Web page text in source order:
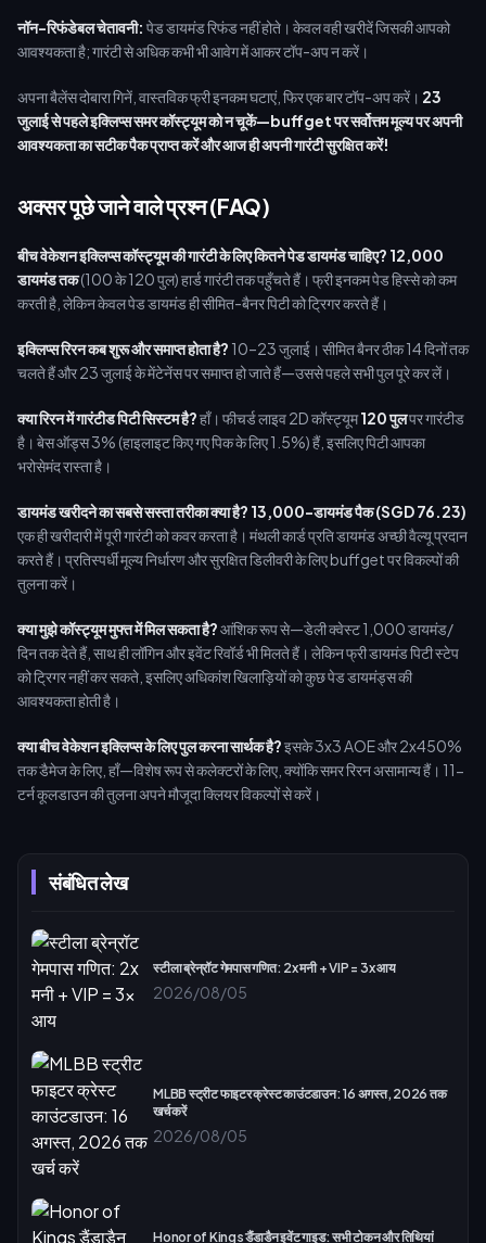
संबंधित लेख
स्टीला ब्रेन्रॉट गेमपास गणित: 2x मनी + VIP = 3x आय
2026/08/05
MLBB स्ट्रीट फाइटर क्रेस्ट काउंटडाउन: 16 अगस्त, 2026 तक
खर्च करें
2026/08/05
Honor of Kings डैंडाडैन इवेंट गाइड: सभी टोकन और तिथियां
नॉन-रिफंडेबल चेतावनी: पेड डायमंड रिफंड नहीं होते। केवल वही खरीदें जिसकी आपको
आवश्यकता है; गारंटी से अधिक कभी भी आवेग में आकर टॉप-अप न करें।
अपना बैलेंस दोबारा गिनें, वास्तविक फ्री इनकम घटाएं, फिर एक बार टॉप-अप करें। 23
जुलाई से पहले इक्लिप्स समर कॉस्ट्यूम को न चूकें—buffget पर सर्वोत्तम मूल्य पर अपनी
आवश्यकता का सटीक पैक प्राप्त करें और आज ही अपनी गारंटी सुरक्षित करें!
अक्सर पूछे जाने वाले प्रश्न (FAQ)
बीच वेकेशन इक्लिप्स कॉस्ट्यूम की गारंटी के लिए कितने पेड डायमंड चाहिए? 12,000
डायमंड तक(100 के 120 पुल) हार्ड गारंटी तक पहुँचते हैं। फ्री इनकम पेड हिस्से को कम
करती है, लेकिन केवल पेड डायमंड ही सीमित-बैनर पिटी को ट्रिगर करते हैं।
इक्लिप्स रिरन कब शुरू और समाप्त होता है? 10–23 जुलाई। सीमित बैनर ठीक 14 दिनों तक
चलते हैं और 23 जुलाई के मेंटेनेंस पर समाप्त हो जाते हैं—उससे पहले सभी पुल पूरे कर लें।
क्या रिरन में गारंटीड पिटी सिस्टम है?हाँ। फीचर्ड लाइव 2D कॉस्ट्यूम120 पुलपर गारंटीड
है। बेस ऑड्स 3% (हाइलाइट किए गए पिक के लिए 1.5%) हैं, इसलिए पिटी आपका
भरोसेमंद रास्ता है।
डायमंड खरीदने का सबसे सस्ता तरीका क्या है? 13,000-डायमंड पैक (SGD 76.23)
एक ही खरीदारी में पूरी गारंटी को कवर करता है। मंथली कार्ड प्रति डायमंड अच्छी वैल्यू प्रदान
करते हैं। प्रतिस्पर्धी मूल्य निर्धारण और सुरक्षित डिलीवरी के लिए buffget पर विकल्पों की
तुलना करें।
क्या मुझे कॉस्ट्यूम मुफ्त में मिल सकता है?आंशिक रूप से—डेली क्वेस्ट 1,000 डायमंड/
दिन तक देते हैं, साथ ही लॉगिन और इवेंट रिवॉर्ड भी मिलते हैं। लेकिन फ्री डायमंड पिटी स्टेप
को ट्रिगर नहीं कर सकते, इसलिए अधिकांश खिलाड़ियों को कुछ पेड डायमंड्स की
आवश्यकता होती है।
क्या बीच वेकेशन इक्लिप्स के लिए पुल करना सार्थक है?इसके 3x3 AOE और 2x450%
तक डैमेज के लिए, हाँ—विशेष रूप से कलेक्टरों के लिए, क्योंकि समर रिरन असामान्य हैं। 11-
टर्न कूलडाउन की तुलना अपने मौजूदा क्लियर विकल्पों से करें।